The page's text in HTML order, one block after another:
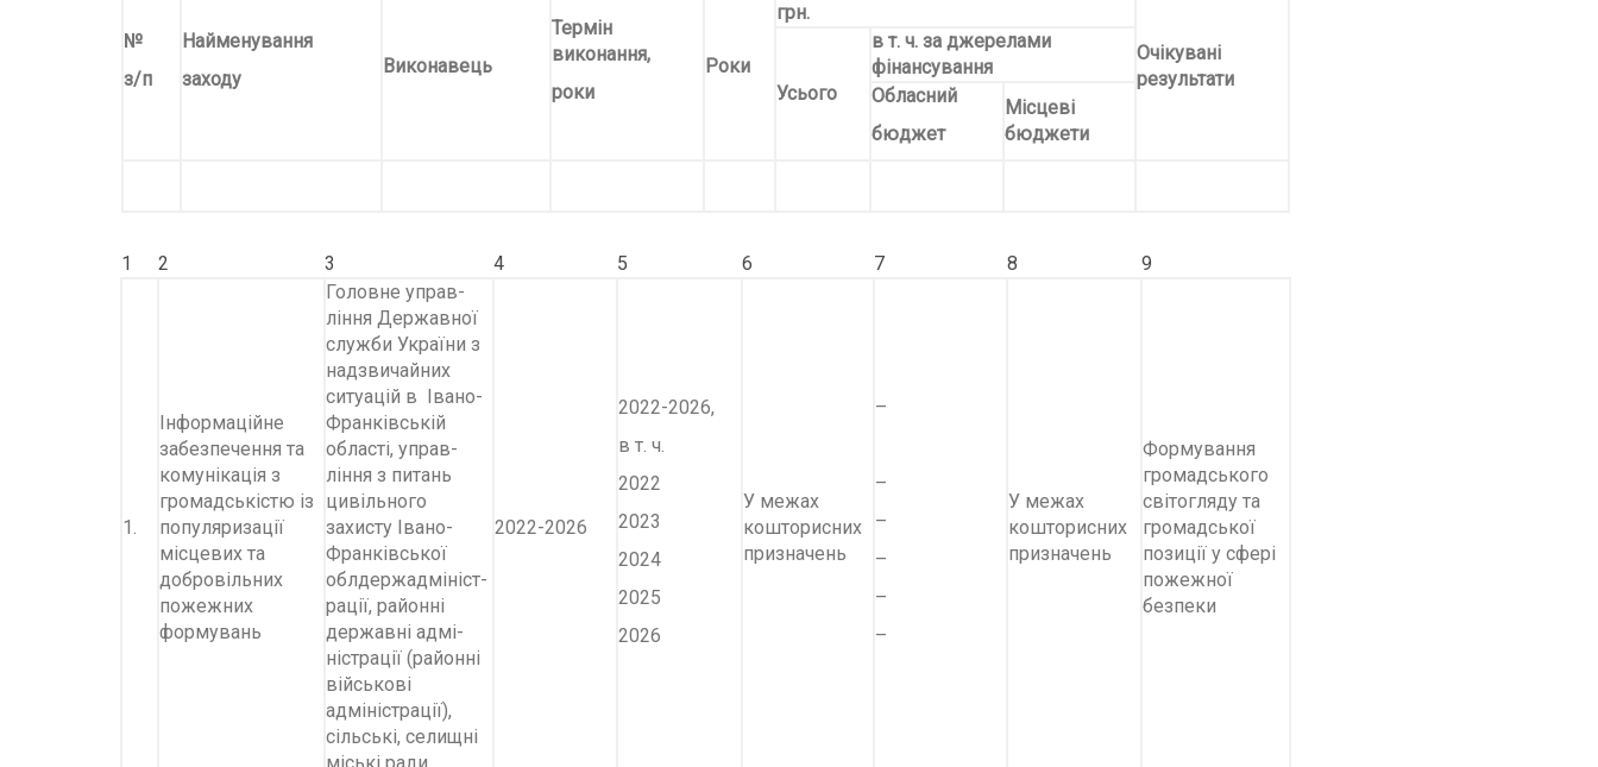
№
з/п
Найменування
заходу
Виконавець
Термін
виконання,
роки
Роки
грн.
Очікувані
результати
Усього
в т. ч. за джерелами
фінансування
Обласний
бюджет
Місцеві
бюджети
1 2 3 4 5 6 7 8 9
1.
Інформаційне
забезпечення та
комунікація з
громадськістю із
популяризації
місцевих та
добровільних
пожежних
формувань
Головне управ-
ління Державної
служби України з
надзвичайних
ситуацій в Івано-
Франківській
області, управ-
ління з питань
цивільного
захисту Івано-
Франківської
облдержадмініст-
рації, районні
державні адмі-
ністрації (районні
військові
адміністрації),
сільські, селищні
2022-2026
2022-2026,
в т. ч.
2022
2023
2024
2025
2026
У межах
кошторисних
призначень
–
–
–
–
–
–
У межах
кошторисних
призначень
Формування
громадського
світогляду та
громадської
позиції у сфері
пожежної
безпеки